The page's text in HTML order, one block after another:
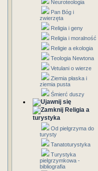
Neuroteologia
Pan Bóg i
zwierzęta
Religia i geny
Religia i moralność
Religie a ekologia
Teologia Newtona
Vetulani o wierze
Ziemia płaska i
ziemia pusta
Śmierć duszy
Religia a
turystyka
Od pielgrzyma do
turysty
Tanatoturystyka
Turystyka
pielgrzymkowa -
bibliografia